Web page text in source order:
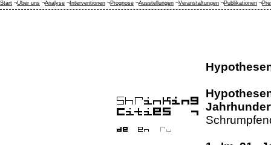
Start ¬Über uns ¬Analyse ¬ Interventionen ¬Prognose ¬Ausstellungen ¬Veranstaltungen ¬Publikationen ¬